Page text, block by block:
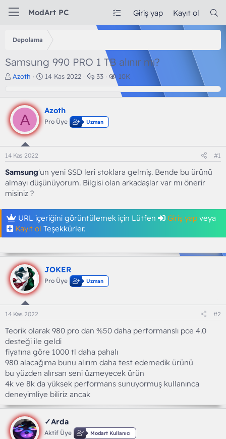
ModArt PC Giriş yap Kayıt ol
Depolama
Samsung 990 PRO 1 TB alınır mı?
K
b
u
y
u
a
ş
a
t
a
Azoth
B
a
n
ç
r
i
14 Kas 2022
C
l
a
33
G
ö
e
10K
A
Azoth
Pro Üye Uzman
14 Kas 2022 #1
Samsung'un yeni SSD leri stoklara gelmiş. Bende bu ürünü
almayı düşünüyorum. Bilgisi olan arkadaşlar var mı önerir
misiniz ?
URL içeriğini görüntülemek için Lütfen Giriş yap veya
Kayıt ol Teşekkürler.
JOKER
Pro Üye Uzman
14 Kas 2022 #2
Teorik olarak 980 pro dan %50 daha performanslı pce 4.0
desteği ile geldi
fiyatına göre 1000 tl daha pahalı
980 alacağıma bunu alırım daha test edemedik ürünü
bu yüzden alırsan seni üzmeyecek ürün
4k ve 8k da yüksek performans sunuyormuş kullanınca
deneyimliye biliriz ancak
✓Arda
Aktif Üye Modart Kullanıcı